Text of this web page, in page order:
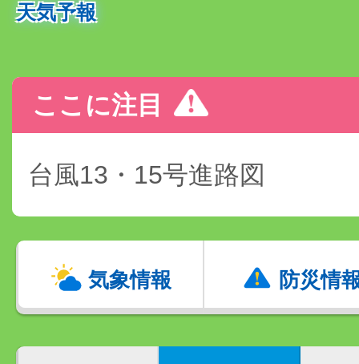
天気予報
ここに注目
台風13・15号進路図
気象情報 防災情